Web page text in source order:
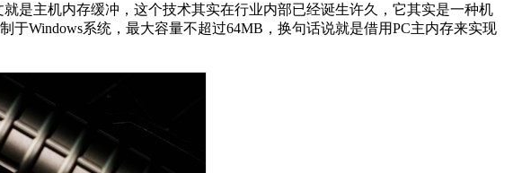
是主机内存缓冲，这个技术其实在行业内部已经诞生许久，它其实是一种机
Windows系统，最大容量不超过64MB，换句话说就是借用PC主内存来实现